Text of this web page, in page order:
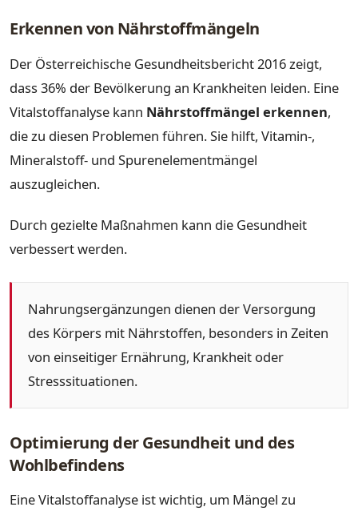
Erkennen von Nährstoffmängeln
Der Österreichische Gesundheitsbericht 2016 zeigt,
dass 36% der Bevölkerung an Krankheiten leiden. Eine
Vitalstoffanalyse kann Nährstoffmängel erkennen,
die zu diesen Problemen führen. Sie hilft, Vitamin-,
Mineralstoff- und Spurenelementmängel
auszugleichen.
Durch gezielte Maßnahmen kann die Gesundheit
verbessert werden.
Nahrungsergänzungen dienen der Versorgung
des Körpers mit Nährstoffen, besonders in Zeiten
von einseitiger Ernährung, Krankheit oder
Stresssituationen.
Optimierung der Gesundheit und des
Wohlbefindens
Eine Vitalstoffanalyse ist wichtig, um Mängel zu